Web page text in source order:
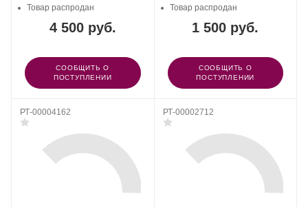
4 500 руб.
Товар распродан
СООБЩИТЬ О
ПОСТУПЛЕНИИ
1 500 руб.
Товар распродан
СООБЩИТЬ О
ПОСТУПЛЕНИИ
РТ-00004162 РТ-00002712